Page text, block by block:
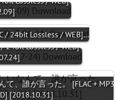
/ 24bit Lossless / WEB]…
24bit Lossless / WEB]
て、誰が言った。 [FLAC + MP3
[2018.10.31]